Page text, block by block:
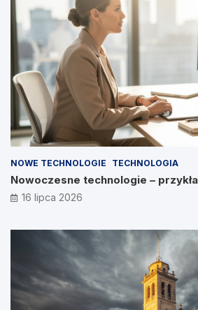
NOWE TECHNOLOGIE TECHNOLOGIA
Nowoczesne technologie –
16 lipca 2026